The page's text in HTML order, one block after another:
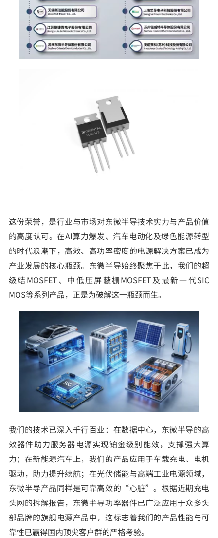
这份荣誉，是行业与市场对东微半导技术实力与产品价值
的高度认可。在AI算力爆发、汽车电动化及绿色能源转型
的时代浪潮下，高效、高功率密度的电源解决方案已成为
产业发展的核心瓶颈。东微半导始终聚焦于此，我们的超
级结MOSFET、中低压屏蔽栅MOSFET及最新一代SIC
MOS等系列产品，正是为破解这一瓶颈而生。
我们的技术已深入千行百业：在数据中心，东微半导的高
效器件助力服务器电源实现铂金级别能效，支撑强大算
力；在新能源汽车上，我们的产品应用于车载充电、电机
驱动，助力提升续航；在光伏储能与高端工业电源领域，
东微半导产品同样是可靠高效的“心脏”。根据近期充电
头网的拆解报告，东微半导功率器件已广泛应用于众多头
部品牌的旗舰电源产品中，这标志着我们的产品性能与可
靠性已赢得国内顶尖客户群的严格考验。